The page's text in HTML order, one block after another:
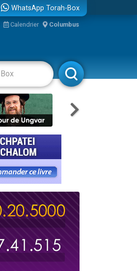
WhatsApp Torah-Box
Calendrier Columbus
Rabbanim